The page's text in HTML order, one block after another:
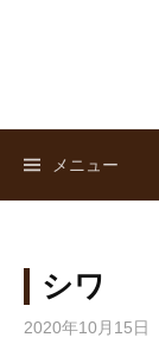
ツ
メニュー
シワ
2020年10月15日